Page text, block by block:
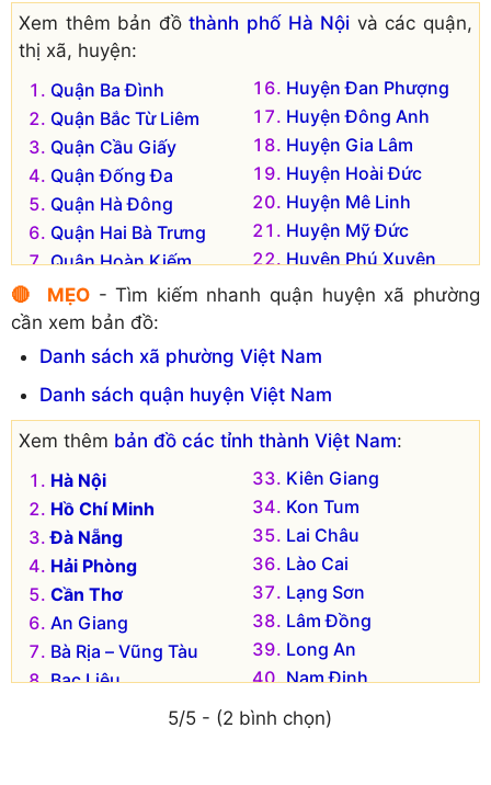
Xem thêm bản đồthành phố Hà Nội và các quận,
thị xã, huyện:
Quận Ba Đình
Quận Bắc Từ Liêm
Quận Cầu Giấy
Quận Đống Đa
Quận Hà Đông
Quận Hai Bà Trưng
Quận Hoàn Kiếm
Quận Hoàng Mai
Quận Long Biên
Quận Nam Từ Liêm
Quận Thanh Xuân
Thị xã Sơn Tây
Huyện Chương Mỹ
Huyện Đan Phượng
Huyện Đông Anh
Huyện Gia Lâm
Huyện Hoài Đức
Huyện Mê Linh
Huyện Mỹ Đức
Huyện Phú Xuyên
Huyện Phúc Thọ
Huyện Sóc Sơn
Huyện Thanh Oai
Huyện Thanh Trì
Huyện Ứng Hòa
🔴 MẸO- Tìm kiếm nhanh quận huyện xã phường
cần xem bản đồ:
Danh sách xã phường Việt Nam
Danh sách quận huyện Việt Nam
Xem thêm bản đồ các tỉnh thành Việt Nam:
Hà Nội
Hồ Chí Minh
Đà Nẵng
Hải Phòng
Cần Thơ
An Giang
Bà Rịa – Vũng Tàu
Bạc Liêu
Kiên Giang
Kon Tum
Lai Châu
Lào Cai
Lạng Sơn
Lâm Đồng
Long An
Nam Định
Nghệ An
Ninh Bình
5/5 - (2 bình chọn)